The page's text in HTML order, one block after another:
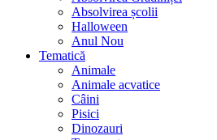
Absolvirea școlii
Halloween
Anul Nou
Tematică
Animale
Animale acvatice
Câini
Pisici
Dinozauri